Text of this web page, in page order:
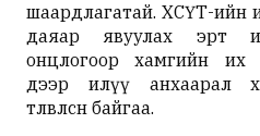
шаардлагатай. ХСҮТ-ийн
даяар явуулах эрт
онцлогоор хамгийн их
дээр илүү анхаарал
төлөвлөсөн байгаа.